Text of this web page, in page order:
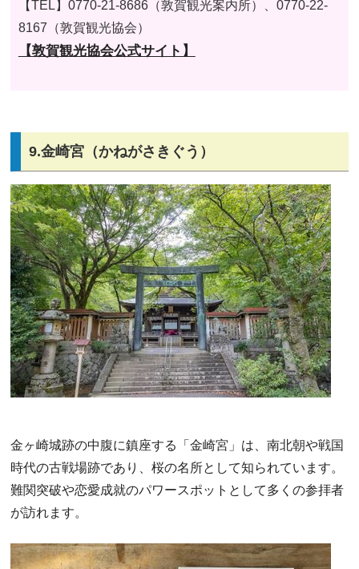
【TEL】 0770-21-8686（敦賀観光案内所）、0770-22-
8167（敦賀観光協会）
【敦賀観光協会公式サイト】
9.金崎宮（かねがさきぐう）
金ヶ崎城跡の中腹に鎮座する「金崎宮」は、南北朝や戦国
時代の古戦場跡であり、桜の名所として知られています。
難関突破や恋愛成就のパワースポットとして多くの参拝者
が訪れます。